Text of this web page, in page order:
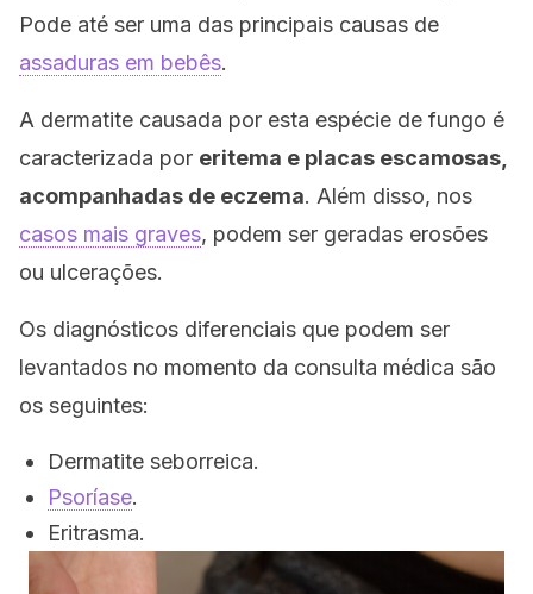
Pode até ser uma das principais causas de
assaduras em bebês.
A dermatite causada por esta espécie de fungo é
caracterizada por eritema e placas escamosas,
acompanhadas de eczema. Além disso, nos
casos mais graves, podem ser geradas erosões
ou ulcerações.
Os diagnósticos diferenciais que podem ser
levantados no momento da consulta médica são
os seguintes:
Dermatite seborreica.
Psoríase.
Eritrasma.